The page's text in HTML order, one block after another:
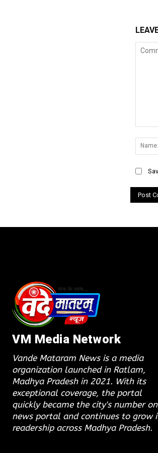
VM Media Network
Vande Mataram News is a media
organization launched in Ratlam,
Madhya Pradesh in 2021. With its
exceptional coverage, the portal
quickly became the city's number
news portal and continues to grow
readership across Madhya Pradesh.